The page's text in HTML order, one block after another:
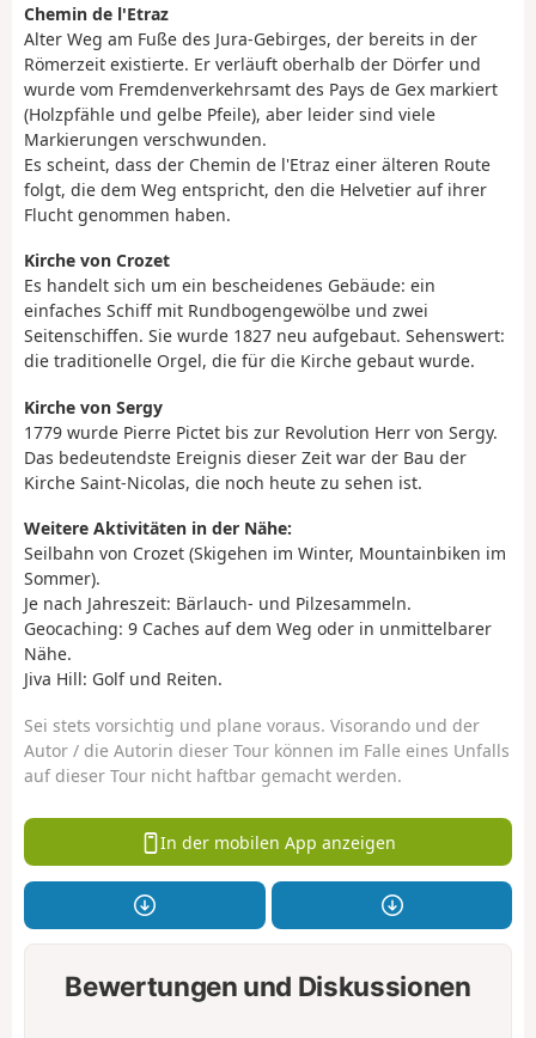
Chemin de l'Etraz
Alter Weg am Fuße des Jura-Gebirges, der bereits in der
Römerzeit existierte. Er verläuft oberhalb der Dörfer und
wurde vom Fremdenverkehrsamt des Pays de Gex markiert
(Holzpfähle und gelbe Pfeile), aber leider sind viele
Markierungen verschwunden.
Es scheint, dass der Chemin de l'Etraz einer älteren Route
folgt, die dem Weg entspricht, den die Helvetier auf ihrer
Flucht genommen haben.
Kirche von Crozet
Es handelt sich um ein bescheidenes Gebäude: ein
einfaches Schiff mit Rundbogengewölbe und zwei
Seitenschiffen. Sie wurde 1827 neu aufgebaut. Sehenswert:
die traditionelle Orgel, die für die Kirche gebaut wurde.
Kirche von Sergy
1779 wurde Pierre Pictet bis zur Revolution Herr von Sergy.
Das bedeutendste Ereignis dieser Zeit war der Bau der
Kirche Saint-Nicolas, die noch heute zu sehen ist.
Weitere Aktivitäten in der Nähe:
Seilbahn von Crozet (Skigehen im Winter, Mountainbiken im
Sommer).
Je nach Jahreszeit: Bärlauch- und Pilzesammeln.
Geocaching: 9 Caches auf dem Weg oder in unmittelbarer
Nähe.
Jiva Hill: Golf und Reiten.
Sei stets vorsichtig und plane voraus. Visorando und der
Autor / die Autorin dieser Tour können im Falle eines Unfalls
auf dieser Tour nicht haftbar gemacht werden.
In der mobilen App anzeigen
Bewertungen und Diskussionen